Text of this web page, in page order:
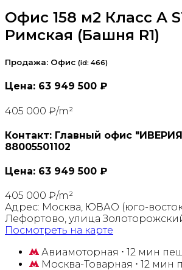
Офис 158 м2 Класс A
Римская (Башня R1)
Продажа: Офис (id: 466)
Цена: 63 949 500 ₽
405 000 ₽/m²
Контакт: Главный офис
88005501102
Цена: 63 949 500 ₽
405 000 ₽/m²
Адрес: Москва, ЮВАО (юго-
Лефортово, улица Золоторожский
Посмотреть на карте
Авиамоторная ⋅ 12 мин
Москва-Товарная ⋅ 12 мин